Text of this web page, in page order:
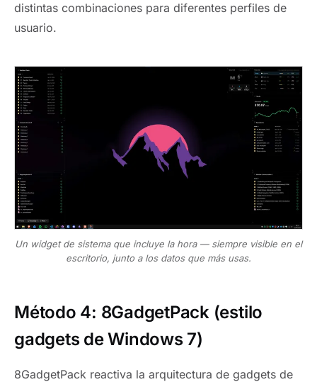
distintas combinaciones para diferentes perfiles de
usuario.
Un widget de sistema que incluye la hora — siempre visible en el
escritorio, junto a los datos que más usas.
Método 4: 8GadgetPack (estilo
gadgets de Windows 7)
8GadgetPack reactiva la arquitectura de gadgets de